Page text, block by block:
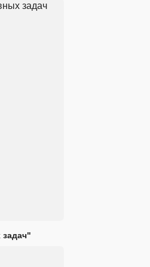
задач"